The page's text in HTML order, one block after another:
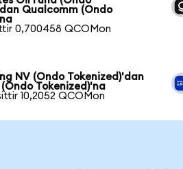
Qualcomm (Ondo
0,700458 QCOMon
NV (Ondo Tokenized)'dan
Tokenized)'na
10,2052 QCOMon